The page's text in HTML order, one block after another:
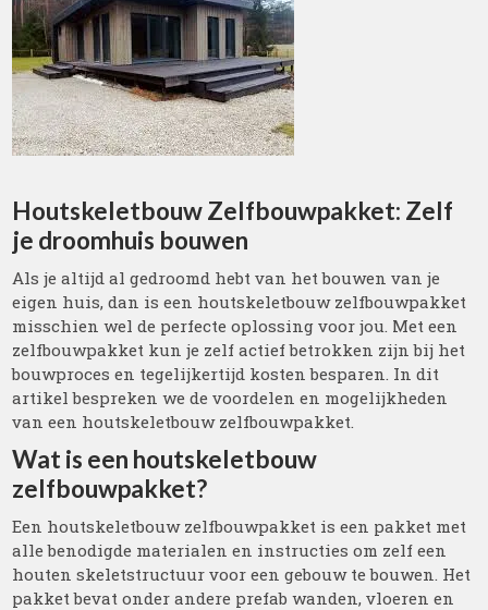
Houtskeletbouw Zelfbouwpakket: Zelf
je droomhuis bouwen
Als je altijd al gedroomd hebt van het bouwen van je
eigen huis, dan is een houtskeletbouw zelfbouwpakket
misschien wel de perfecte oplossing voor jou. Met een
zelfbouwpakket kun je zelf actief betrokken zijn bij het
bouwproces en tegelijkertijd kosten besparen. In dit
artikel bespreken we de voordelen en mogelijkheden
van een houtskeletbouw zelfbouwpakket.
Wat is een houtskeletbouw
zelfbouwpakket?
Een houtskeletbouw zelfbouwpakket is een pakket met
alle benodigde materialen en instructies om zelf een
houten skeletstructuur voor een gebouw te bouwen. Het
pakket bevat onder andere prefab wanden, vloeren en